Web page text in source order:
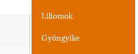
Liliomok
Gyöngyike